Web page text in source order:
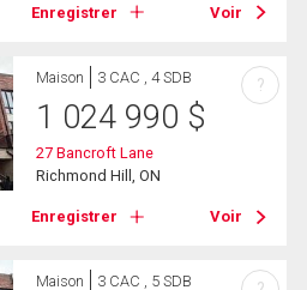
Enregistrer Voir
Maison 3 CAC , 4 SDB
1 024 990 $
27 Bancroft Lane
Richmond Hill, ON
Enregistrer Voir
?
Maison 3 CAC , 5 SDB